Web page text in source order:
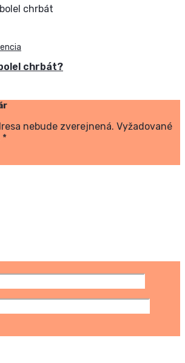
chrbát?
nebude zverejnená. Vyžadované
*